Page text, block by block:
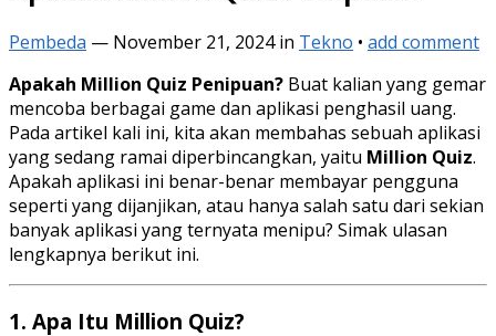
Pembeda — November 21, 2024 in Tekno • add comment
Apakah Million Quiz Penipuan? Buat kalian yang gemar
mencoba berbagai game dan aplikasi penghasil uang.
Pada artikel kali ini, kita akan membahas sebuah aplikasi
yang sedang ramai diperbincangkan, yaitu Million Quiz.
Apakah aplikasi ini benar-benar membayar pengguna
seperti yang dijanjikan, atau hanya salah satu dari sekian
banyak aplikasi yang ternyata menipu? Simak ulasan
lengkapnya berikut ini.
1. Apa Itu Million Quiz?